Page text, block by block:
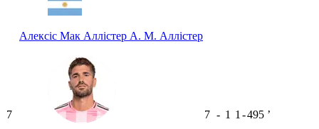
Алексіс Мак Аллістер А. М. Аллістер
7 7 - 1 1 -495 ʼ